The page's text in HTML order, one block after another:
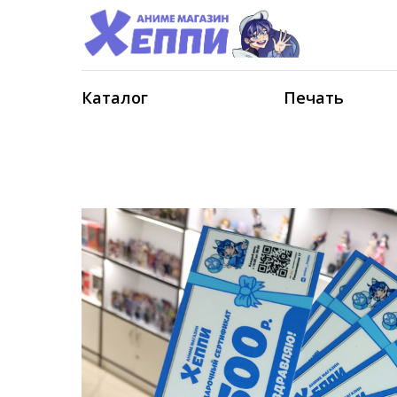
Каталог Печать